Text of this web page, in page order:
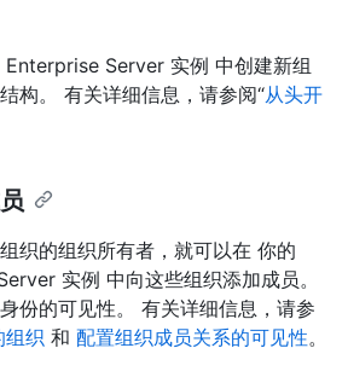
Server 实例 中创建新组
构。 有关详细信息，请参阅“从头开
织的组织所有者，就可以在 你的
实例 中向这些组织添加成员。
份的可见性。 有关详细信息，请参
组织 和 配置组织成员关系的可见性。